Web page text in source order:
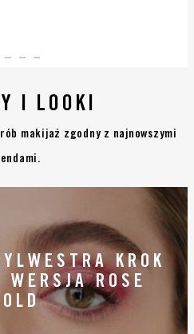
I LOOKI
makijaż zgodny z najnowszymi
KROK
ROSE